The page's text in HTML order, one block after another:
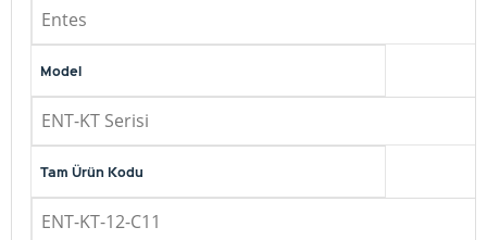
Entes
Model
ENT-KT Serisi
Tam Ürün Kodu
ENT-KT-12-C11